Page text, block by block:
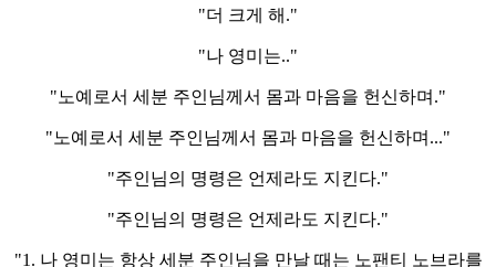
"더 크게 해."
"나 영미는.."
"노예로서 세분 주인님께서 몸과 마음을 헌신하며."
"노예로서 세분 주인님께서 몸과 마음을 헌신하며..."
"주인님의 명령은 언제라도 지킨다."
"주인님의 명령은 언제라도 지킨다."
"1. 나 영미는 항상 세분 주인님을 만날 때는 노팬티 노브라를